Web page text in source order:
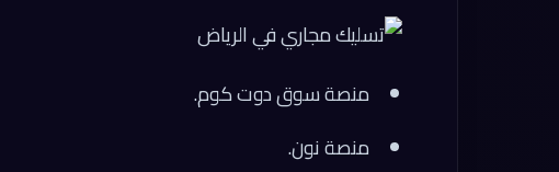
منصة سوق دوت كوم.
منصة نون.